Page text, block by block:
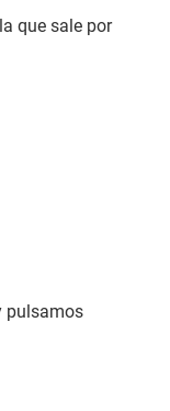
que sale por
pulsamos